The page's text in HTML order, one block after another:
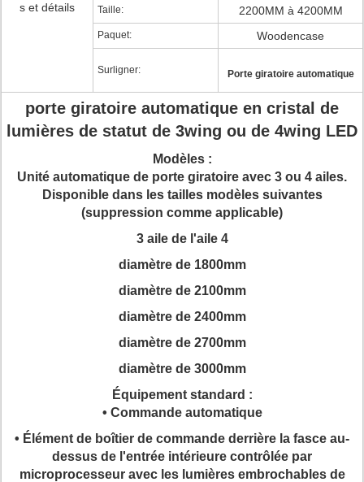
s et détails
Taille: 2200MM à 4200MM
Paquet: Woodencase
Surligner: Porte giratoire automatique
porte giratoire automatique en cristal de
lumières de statut de 3wing ou de 4wing LED
Modèles :
Unité automatique de porte giratoire avec 3 ou 4 ailes.
Disponible dans les tailles modèles suivantes
(suppression comme applicable)
3 aile de l'aile 4
diamètre de 1800mm
diamètre de 2100mm
diamètre de 2400mm
diamètre de 2700mm
diamètre de 3000mm
Équipement standard :
• Commande automatique
• Élément de boîtier de commande derrière la fasce au-
dessus de l'entrée intérieure contrôlée par
microprocesseur avec les lumières embrochables de